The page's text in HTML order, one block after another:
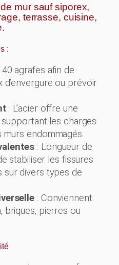
mur sauf siporex,
terrasse, cuisine,
:
40 agrafes afin de
d’envergure ou prévoir
: L’acier offre une
les charges
endommagés.
: Longueur de
stabiliser les fissures
sur divers types de
: Conviennent
briques, pierres ou